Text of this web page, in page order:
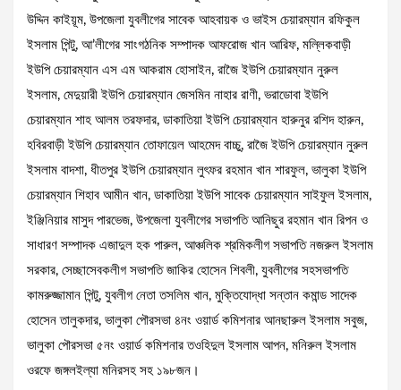
উদ্দিন কাইয়ূম, উপজেলা যুবলীগের সাবেক আহবায়ক ও ভাইস চেয়ারম্যান রফিকুল
ইসলাম পিন্টু, আ’লীগের সাংগঠনিক সম্পাদক আফরোজ খান আরিফ, মল্লিকবাড়ী
ইউপি চেয়ারম্যান এস এম আকরাম হোসাইন, রাজৈ ইউপি চেয়ারম্যান নুরুল
ইসলাম, মেদুয়ারী ইউপি চেয়ারম্যান জেসমিন নাহার রাণী, ভরাডোবা ইউপি
চেয়ারম্যান শাহ আলম তরফদার, ডাকাতিয়া ইউপি চেয়ারম্যান হারুনুর রশিদ হারুন,
হবিরবাড়ী ইউপি চেয়ারম্যান তোফায়েল আহমেদ বাচ্চু, রাজৈ ইউপি চেয়ারম্যান নুরুল
ইসলাম বাদশা, ধীতপুর ইউপি চেয়ারম্যান লুৎফর রহমান খান শারফুল, ভালুকা ইউপি
চেয়ারম্যান শিহাব আমীন খান, ডাকাতিয়া ইউপি সাবেক চেয়ারম্যান সাইফুল ইসলাম,
ইঞ্জিনিয়ার মাসুদ পারভেজ, উপজেলা যুবলীগের সভাপতি আনিছুর রহমান খান রিপন ও
সাধারণ সম্পাদক এজাদুল হক পারুল, আঞ্চলিক শ্রমিকলীগ সভাপতি নজরুল ইসলাম
সরকার, সেচ্ছাসেবকলীগ সভাপতি জাকির হোসেন শিবলী, যুবলীগের সহসভাপতি
কামরুজ্জামান পিন্টু, যুবলীগ নেতা তসলিম খান, মুক্তিযোদ্ধা সন্তান কমান্ড সাদেক
হোসেন তালুকদার, ভালুকা পৌরসভা ৪নং ওয়ার্ড কমিশনার আনছারুল ইসলাম সবুজ,
ভালুকা পৌরসভা ৫নং ওয়ার্ড কমিশনার তওহিদুল ইসলাম আপন, মনিরুল ইসলাম
ওরফে জঙ্গলইল্যা মনিরসহ সহ ১৯৮জন।